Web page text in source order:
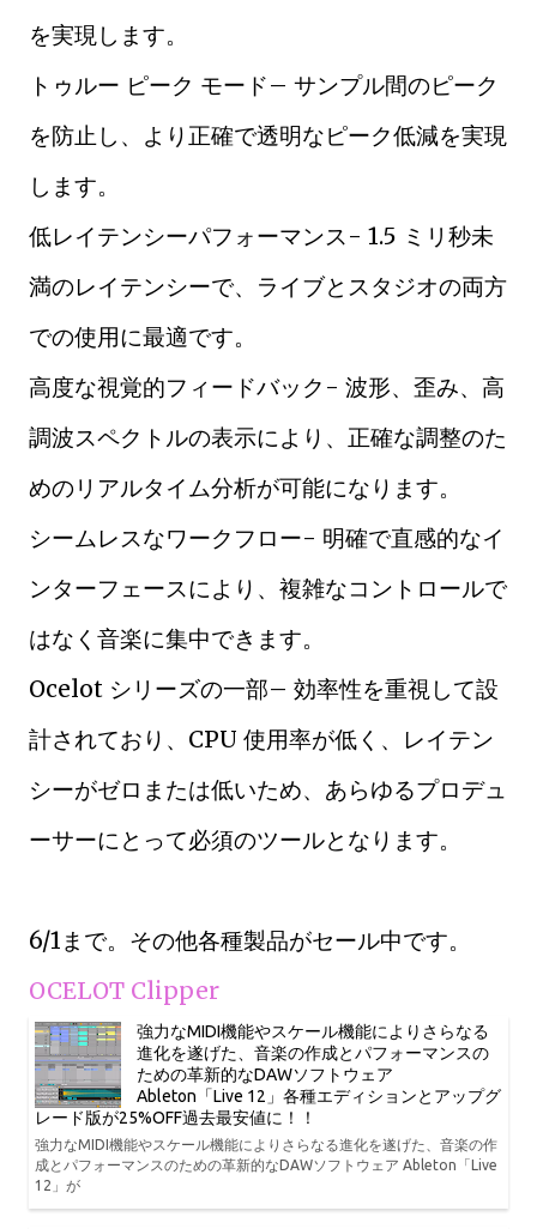
を実現します。
トゥルー ピーク モード– サンプル間のピーク
を防止し、より正確で透明なピーク低減を実現
します。
低レイテンシーパフォーマンス- 1.5 ミリ秒未
満のレイテンシーで、ライブとスタジオの両方
での使用に最適です。
高度な視覚的フィードバック- 波形、歪み、高
調波スペクトルの表示により、正確な調整のた
めのリアルタイム分析が可能になります。
シームレスなワークフロー- 明確で直感的なイ
ンターフェースにより、複雑なコントロールで
はなく音楽に集中できます。
Ocelot シリーズの一部– 効率性を重視して設
計されており、CPU 使用率が低く、レイテン
シーがゼロまたは低いため、あらゆるプロデュ
ーサーにとって必須のツールとなります。
6/1まで。その他各種製品がセール中です。
OCELOT Clipper
強力なMIDI機能やスケール機能によりさらなる
進化を遂げた、音楽の作成とパフォーマンスの
ための革新的なDAWソフトウェア
Ableton「Live 12」各種エディションとアップグ
レード版が25%OFF過去最安値に！！
強力なMIDI機能やスケール機能によりさらなる進化を遂げた、音楽の作
成とパフォーマンスのための革新的なDAWソフトウェア Ableton「Live
12」が